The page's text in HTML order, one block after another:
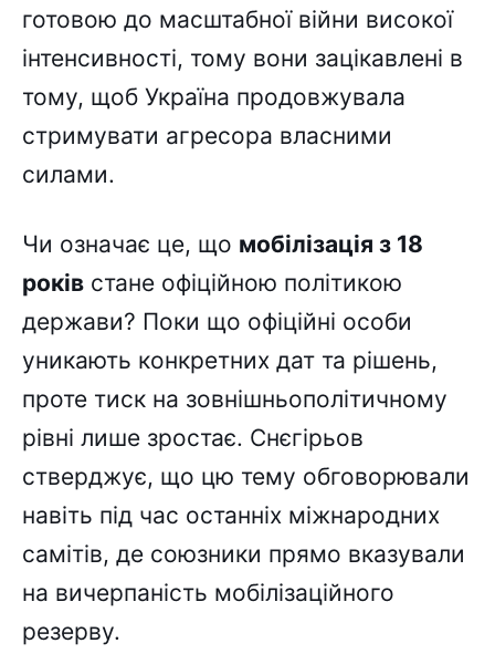
готовою до масштабної війни високої
інтенсивності, тому вони зацікавлені в
тому, щоб Україна продовжувала
стримувати агресора власними
силами.
Чи означає це, що мобілізація з 18
років стане офіційною політикою
держави? Поки що офіційні особи
уникають конкретних дат та рішень,
проте тиск на зовнішньополітичному
рівні лише зростає. Снєгірьов
стверджує, що цю тему обговорювали
навіть під час останніх міжнародних
самітів, де союзники прямо вказували
на вичерпаність мобілізаційного
резерву.